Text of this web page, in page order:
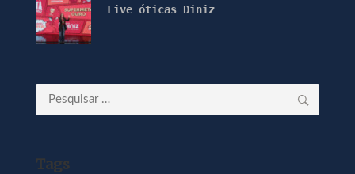
Live óticas Diniz
Pesquisar
por:
Tags